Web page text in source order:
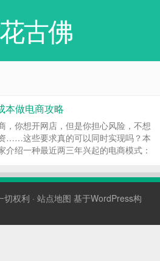
古佛
本做电商攻略
，你想开网店，但是你担心风险，不想
……这些要求真的可以同时实现吗？本
介绍一种最近两三年兴起的电商模式：
Demand，我们如何利用这种模式赚
权利 · 站点地图 基于WordPress构